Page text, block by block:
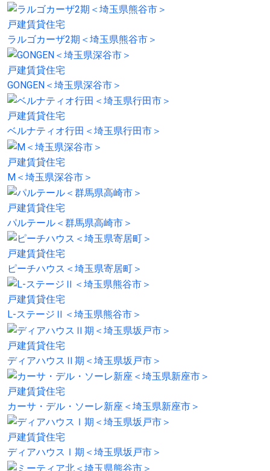
戸建賃貸住宅
ラルゴカーザ2期＜埼玉県熊谷市＞
戸建賃貸住宅
GONGEN＜埼玉県深谷市＞
戸建賃貸住宅
ベルナティオ行田＜埼玉県行田市＞
戸建賃貸住宅
M＜埼玉県深谷市＞
戸建賃貸住宅
パルテール＜群馬県高崎市＞
戸建賃貸住宅
ピーチハウス＜埼玉県寄居町＞
戸建賃貸住宅
L-ステージⅡ＜埼玉県熊谷市＞
戸建賃貸住宅
ディアハウスⅡ期＜埼玉県坂戸市＞
戸建賃貸住宅
カーサ・デル・ソーレ新座＜埼玉県新座市＞
戸建賃貸住宅
ディアハウスⅠ期＜埼玉県坂戸市＞